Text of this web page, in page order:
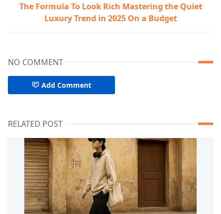
The Formula To Look Rich Mastering the Quiet
Luxury Trend in 2025 On a Budget
NO COMMENT
Add Comment
RELATED POST